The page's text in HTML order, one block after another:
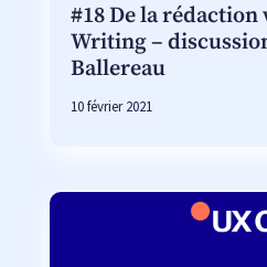
#18 De la rédaction
Writing –
Ballereau
10 février 2021